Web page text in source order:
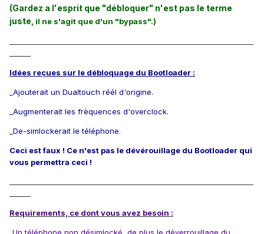
(Gardez a l'esprit que "débloquer" n'est pas le terme
juste, il ne s'agit que d'un "bypass".)
Idées reçues sur le débloquage du Bootloader :
_Ajouterait un Dualtouch réél d'origine.
_Augmenterait les frèquences d'overclock.
_De-simlockerait le téléphone.
Ceci est faux ! Ce n'est pas le dévérouillage du Bootloader qui
vous permettra ceci !
Requirements, ce dont vous avez besoin :